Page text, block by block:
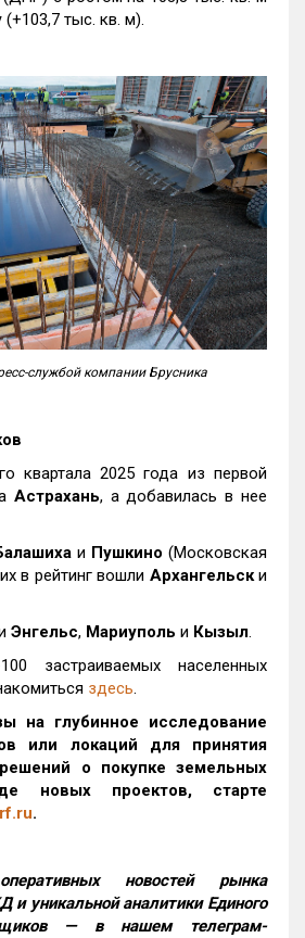
(+103,7 тыс. кв. м).
службой компании Брусника
квартала 2025 года из первой
Астрахань, а добавилась в нее
и Пушкино (Московская
в рейтинг вошли Архангельски
Энгельс, Мариуполь и Кызыл.
застраиваемых населенных
здесь.
на глубинное исследование
или локаций для принятия
о покупке земельных
новых проектов, старте
.
новостей рынка
и уникальной аналитики Единого
— в нашем телеграм-